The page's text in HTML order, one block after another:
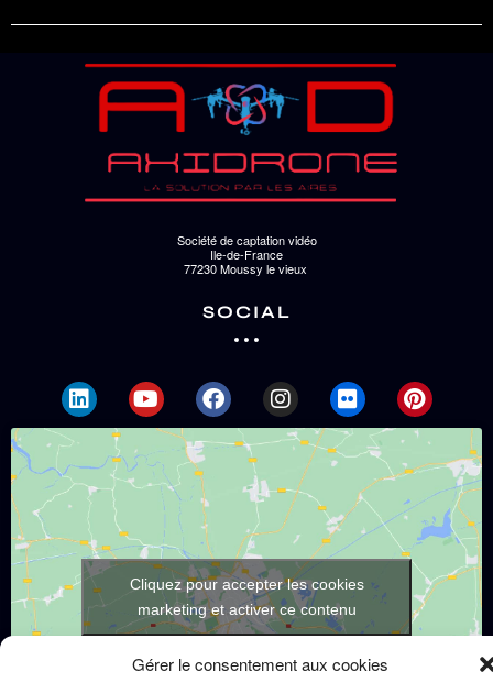
Gérer le consentement aux cookies
Société de captation vidéo
Ile-de-France
77230 Moussy le vieux
SOCIAL
Cliquez pour accepter les cookies
marketing et activer ce contenu